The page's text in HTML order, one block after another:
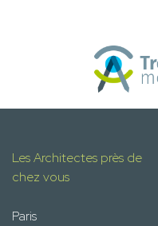
Les Architectes près de
chez vous
Paris